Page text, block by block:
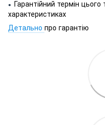
● Гарантійний термін
характеристиках
Детально про гарантію